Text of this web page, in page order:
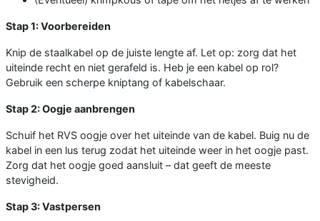
Stap 1: Voorbereiden
Knip de staalkabel op de juiste lengte af. Let op: zorg dat het
uiteinde recht en niet gerafeld is. Heb je een kabel op rol?
Gebruik een scherpe kniptang of kabelschaar.
Stap 2: Oogje aanbrengen
Schuif het RVS oogje over het uiteinde van de kabel. Buig nu de
kabel in een lus terug zodat het uiteinde weer in het oogje past.
Zorg dat het oogje goed aansluit – dat geeft de meeste
stevigheid.
Stap 3: Vastpersen